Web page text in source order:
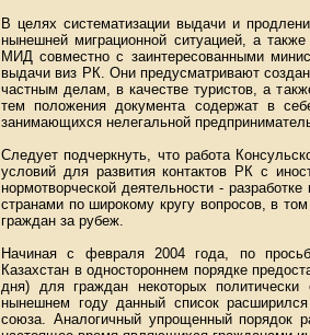
В целях систематизации выдачи и
нынешней миграционной ситуацией, а
МИД совместно с заинтересованными
выдачи виз РК. Они предусматривают
частным делам, в качестве туристов, а
тем положения документа содержат в
занимающихся нелегальной
Следует подчеркнуть, что работа
условий для развития контактов РК с
нормотворческой деятельности -
странами по широкому кругу вопросов, в
граждан за рубеж.
Начиная с февраля 2004 года, по
Казахстан в одностороннем порядке
дня) для граждан некоторых политически
нынешнем году данный список
союза. Аналогичный упрощенный порядок